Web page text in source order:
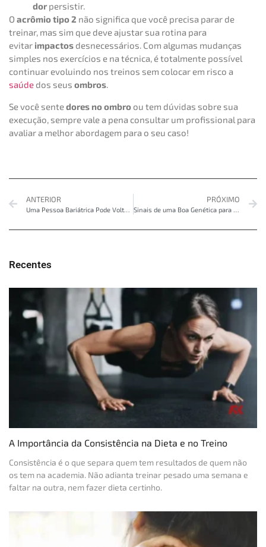
dor persistir.
O acrômio tipo 2 não significa que você precisa parar de
treinar, mas sim que deve ajustar sua rotina para
evitar impactos desnecessários. Com algumas mudanças
simples nos exercícios e na técnica, é totalmente possível
continuar evoluindo nos treinos sem colocar em risco a
saúde dos seus ombros.
Se você sentedores no ombro ou tem dúvidas sobre sua
execução, sempre vale a pena consultar um profissional para
avaliar a melhor abordagem para o seu caso!
ANTERIOR
Uma Pessoa Bariátrica Pode Voltar a Ser Obesa?
PRÓXIMO
Sinais de uma Boa Genética para Musculação
Recentes
A Importância da Consistência na Dieta e no Treino
Consistência é o que separa quem tem resultados de quem não
os tem na academia. Não adianta treinar pesado uma semana e
faltar na outra, nem fazer dieta certinho.